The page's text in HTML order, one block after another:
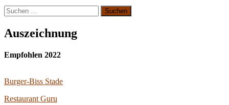
Suchen
nach:
Auszeichnung
Empfohlen 2022
Burger-Biss Stade
Restaurant Guru